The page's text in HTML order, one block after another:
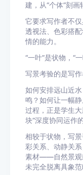
建，从“个体”刻画
它要求写作者不
透视法、色彩搭
情的能力。
“一叶”是状物，“
写景考验的是写
如何安排远山近
鸣？如何让一幅
过程，正是学生大
块”深度协同运作
相较于状物，写
彩关系、动静关
素材——自然景观
未完全脱离具象范